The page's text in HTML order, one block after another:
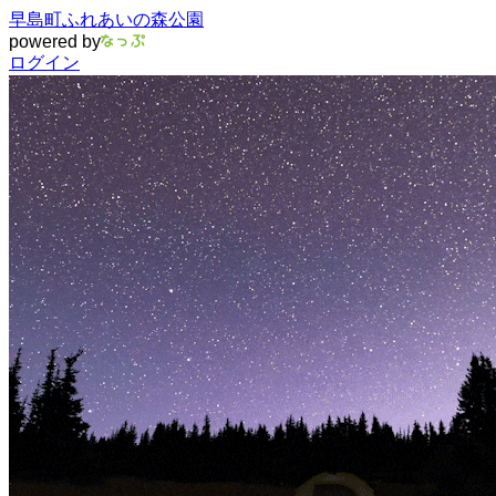
早島町ふれあいの森公園
powered by
ログイン